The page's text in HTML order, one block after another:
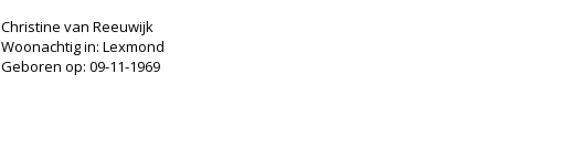
Christine van Reeuwijk
Woonachtig in: Lexmond
Geboren op: 09-11-1969